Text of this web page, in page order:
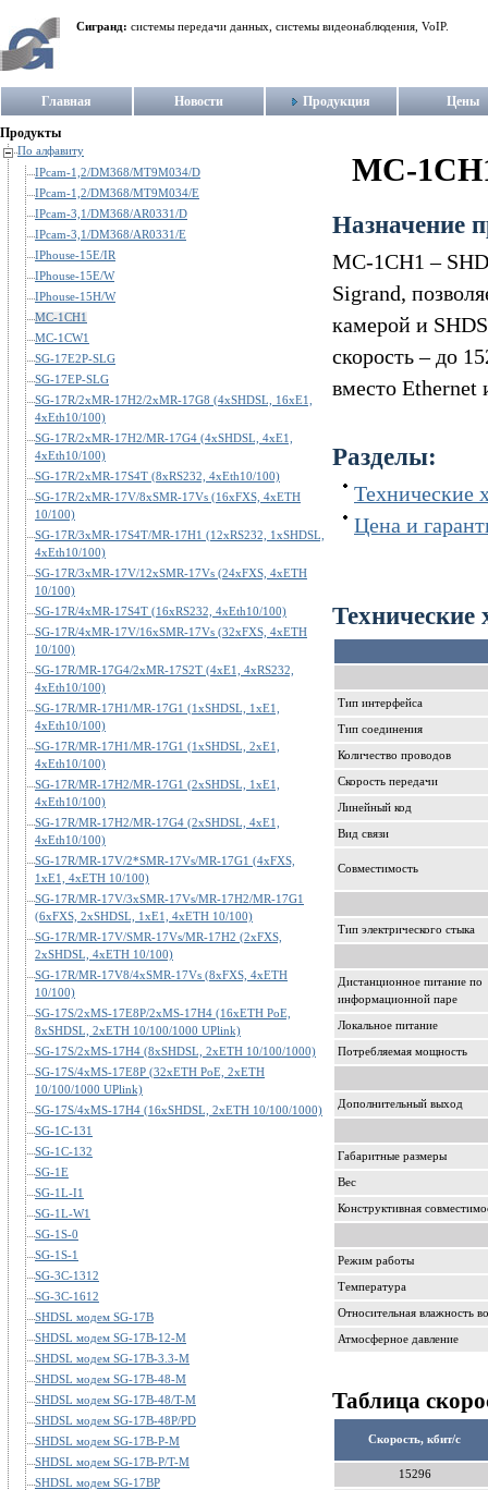
Сигранд: системы передачи данных, системы видеонаблюдения, VoIP.
Главная Новости Продукция Цены
Продукты
По алфавиту
IPcam-1,2/DM368/MT9M034/D
IPcam-1,2/DM368/MT9M034/E
IPcam-3,1/DM368/AR0331/D
IPcam-3,1/DM368/AR0331/E
IPhouse-15E/IR
IPhouse-15E/W
IPhouse-15H/W
MC-1CH1
MC-1CW1
SG-17E2P-SLG
SG-17EP-SLG
SG-17R/2xMR-17H2/2xMR-17G8 (4xSHDSL, 16xE1,
4xEth10/100)
SG-17R/2xMR-17H2/MR-17G4 (4xSHDSL, 4xE1,
4xEth10/100)
SG-17R/2xMR-17S4T (8xRS232, 4xEth10/100)
SG-17R/2xMR-17V/8xSMR-17Vs (16xFXS, 4xETH
10/100)
SG-17R/3xMR-17S4T/MR-17H1 (12xRS232, 1xSHDSL,
4xEth10/100)
SG-17R/3xMR-17V/12xSMR-17Vs (24xFXS, 4xETH
10/100)
SG-17R/4xMR-17S4T (16xRS232, 4xEth10/100)
SG-17R/4xMR-17V/16xSMR-17Vs (32xFXS, 4xETH
10/100)
SG-17R/MR-17G4/2xMR-17S2T (4xE1, 4xRS232,
4xEth10/100)
SG-17R/MR-17H1/MR-17G1 (1xSHDSL, 1xE1,
4xEth10/100)
SG-17R/MR-17H1/MR-17G1 (1xSHDSL, 2xE1,
4xEth10/100)
SG-17R/MR-17H2/MR-17G1 (2xSHDSL, 1xE1,
4xEth10/100)
SG-17R/MR-17H2/MR-17G4 (2xSHDSL, 4xE1,
4xEth10/100)
SG-17R/MR-17V/2*SMR-17Vs/MR-17G1 (4xFXS,
1xE1, 4xETH 10/100)
SG-17R/MR-17V/3xSMR-17Vs/MR-17H2/MR-17G1
(6xFXS, 2xSHDSL, 1xE1, 4xETH 10/100)
SG-17R/MR-17V/SMR-17Vs/MR-17H2 (2xFXS,
2xSHDSL, 4xETH 10/100)
SG-17R/MR-17V8/4xSMR-17Vs (8xFXS, 4xETH
10/100)
SG-17S/2xMS-17E8P/2xMS-17H4 (16xETH PoE,
8xSHDSL, 2xETH 10/100/1000 UPlink)
SG-17S/2xMS-17H4 (8xSHDSL, 2xETH 10/100/1000)
SG-17S/4xMS-17E8P (32xETH PoE, 2xETH
10/100/1000 UPlink)
SG-17S/4xMS-17H4 (16xSHDSL, 2xETH 10/100/1000)
SG-1C-131
SG-1C-132
SG-1E
SG-1L-I1
SG-1L-W1
SG-1S-0
SG-1S-1
SG-3C-1312
SG-3C-1612
SHDSL модем SG-17B
SHDSL модем SG-17B-12-M
SHDSL модем SG-17B-3.3-M
SHDSL модем SG-17B-48-M
SHDSL модем SG-17B-48/T-M
SHDSL модем SG-17B-48P/PD
SHDSL модем SG-17B-P-M
SHDSL модем SG-17B-P/T-M
SHDSL модем SG-17BP
MC-
Назначение
MC-1CH1 –
Sigrand,
камерой и
скорость – до
вместо Ethernet
Разделы:
Технические
Цена и
Технические
Тип интерфейса
Тип соединения
Количество проводов
Скорость передачи
Линейный код
Вид связи
Совместимость
Тип электрического стыка
Дистанционное питание по
информационной паре
Локальное питание
Потребляемая мощность
Дополнительный выход
Габаритные размеры
Вес
Конструктивная
Режим работы
Температура
Относительная влажность
Атмосферное давление
Таблица
Скорость, кбит/с
15296